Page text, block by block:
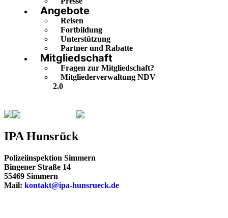
Angebote
Reisen
Fortbildung
Unterstützung
Partner und Rabatte
Mitgliedschaft
Fragen zur Mitgliedschaft?
Mitgliederverwaltung NDV
2.0
IPA Hunsrück
Polizeiinspektion Simmern
Bingener Straße 14
55469 Simmern
Mail: kontakt@ipa-hunsrueck.de